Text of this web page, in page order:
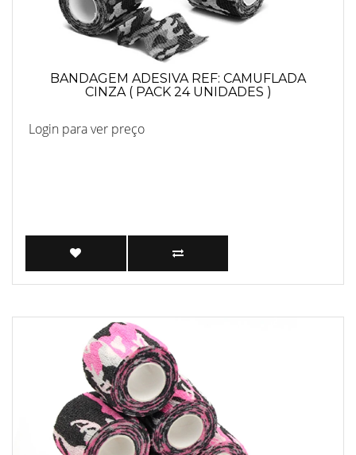
BANDAGEM ADESIVA REF: CAMUFLADA
CINZA ( PACK 24 UNIDADES )
Login para ver preço